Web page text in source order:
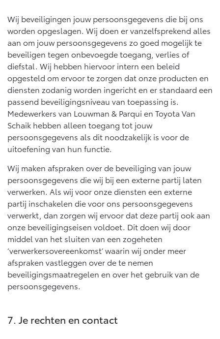
Wij beveiligingen jouw persoonsgegevens die bij ons
worden opgeslagen. Wij doen er vanzelfsprekend alles
aan om jouw persoonsgegevens zo goed mogelijk te
beveiligen tegen onbevoegde toegang, verlies of
diefstal. Wij hebben hiervoor intern een beleid
opgesteld om ervoor te zorgen dat onze producten en
diensten zodanig worden ingericht en er standaard een
passend beveiligingsniveau van toepassing is.
Medewerkers van Louwman & Parqui en Toyota Van
Schaik hebben alleen toegang tot jouw
persoonsgegevens als dit noodzakelijk is voor de
uitoefening van hun functie.
Wij maken afspraken over de beveiliging van jouw
persoonsgegevens die wij bij een externe partij laten
verwerken. Als wij voor onze diensten een externe
partij inschakelen die voor ons persoonsgegevens
verwerkt, dan zorgen wij ervoor dat deze partij ook aan
onze beveiligingseisen voldoet. Dit doen wij door
middel van het sluiten van een zogeheten
‘verwerkersovereenkomst’ waarin wij onder meer
afspraken vastleggen over de te nemen
beveiligingsmaatregelen en over het gebruik van de
persoonsgegevens.
7. Je rechten en contact